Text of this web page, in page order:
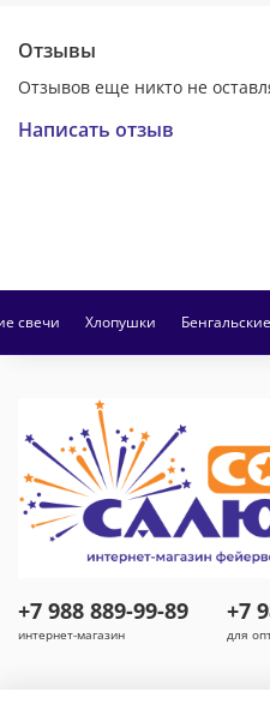
Отзывы
Отзывов еще никто не
Написать отзыв
свечи Хлопушки
+7 988 889-99-89
интернет-магазин
+7
для